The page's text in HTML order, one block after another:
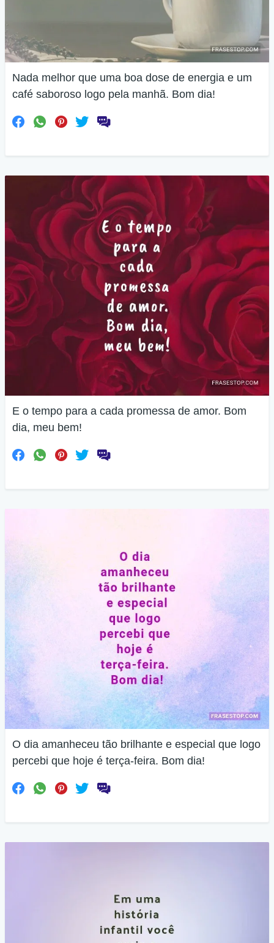
Nada melhor que uma boa dose de energia e um
café saboroso logo pela manhã. Bom dia!
E o tempo para a cada promessa de amor. Bom
dia, meu bem!
O dia amanheceu tão brilhante e especial que logo
percebi que hoje é terça-feira. Bom dia!